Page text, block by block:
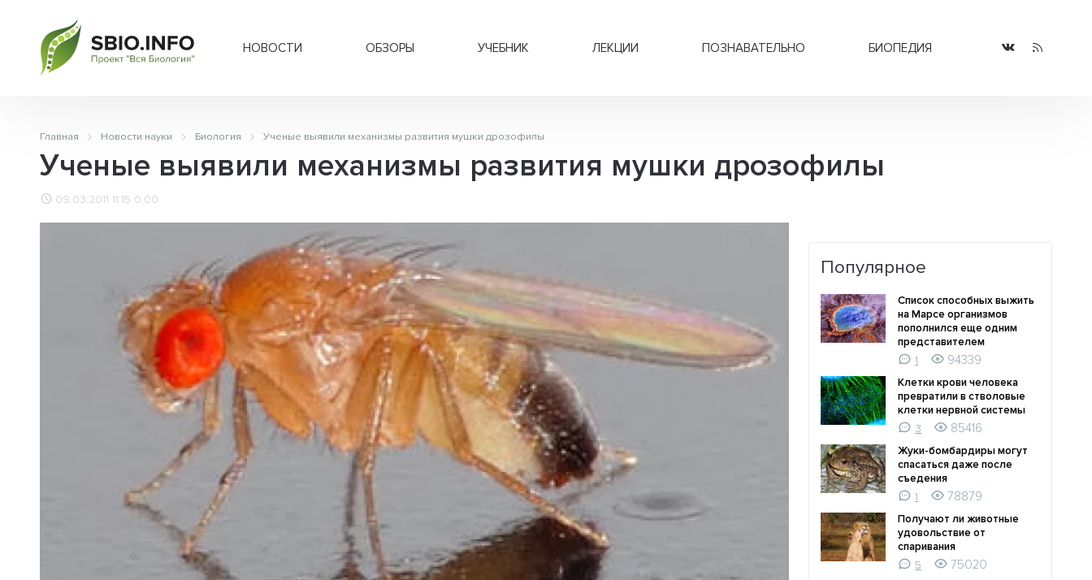
НОВОСТИ ОБЗОРЫ УЧЕБНИК ЛЕКЦИИ ПОЗНАВАТЕЛЬНО БИОПЕДИЯ
Главная Новости науки Биология Ученые выявили механизмы развития мушки дрозофилы
Ученые выявили механизмы развития мушки дрозофилы
09.03.2011 11:15 0.00
Популярное
Список способных выжить
на Марсе организмов
пополнился еще одним
представителем
1
94339
Клетки крови человека
превратили в стволовые
клетки нервной системы
3
85416
Жуки-бомбардиры могут
спасаться даже после
съедения
1
78879
Получают ли животные
удовольствие от
спаривания
5
75020